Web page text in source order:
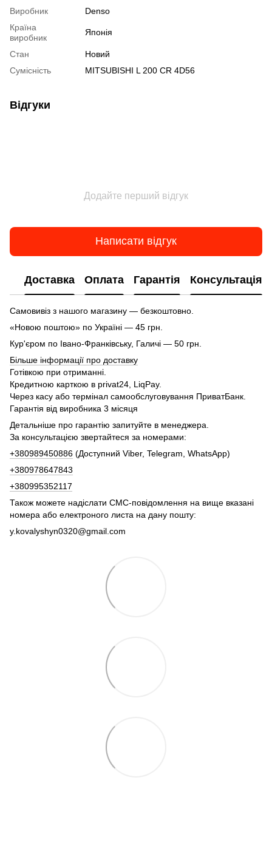
Виробник
Denso
Країна
виробник
Японія
Стан
Новий
Сумісність
MITSUBISHI L 200 CR 4D56
Відгуки
Додайте перший відгук
Написати відгук
Доставка Оплата Гарантія Консультація
Самовивіз з нашого магазину — безкоштовно.
«Новою поштою» по Україні — 45 грн.
Кур'єром по Івано-Франківську, Галичі — 50 грн.
Більше інформації про доставку
Готівкою при отриманні.
Кредитною карткою в privat24, LiqPay.
Через касу або термінал самообслуговування ПриватБанк.
Гарантія від виробника 3 місяця
Детальніше про гарантію запитуйте в менеджера.
За консультацією звертайтеся за номерами:
+380989450886 (Доступний Viber, Telegram, WhatsApp)
+380978647843
+380995352117
Також можете надіслати СМС-повідомлення на вище вказані
номера або електроного листа на дану пошту:
y.kovalyshyn0320@gmail.com